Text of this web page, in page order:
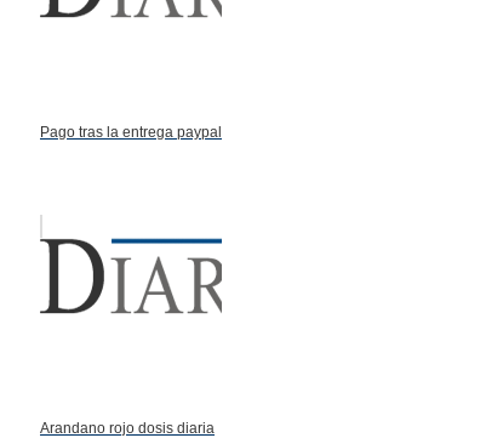
Pago tras la entrega paypal
Arandano rojo dosis diaria